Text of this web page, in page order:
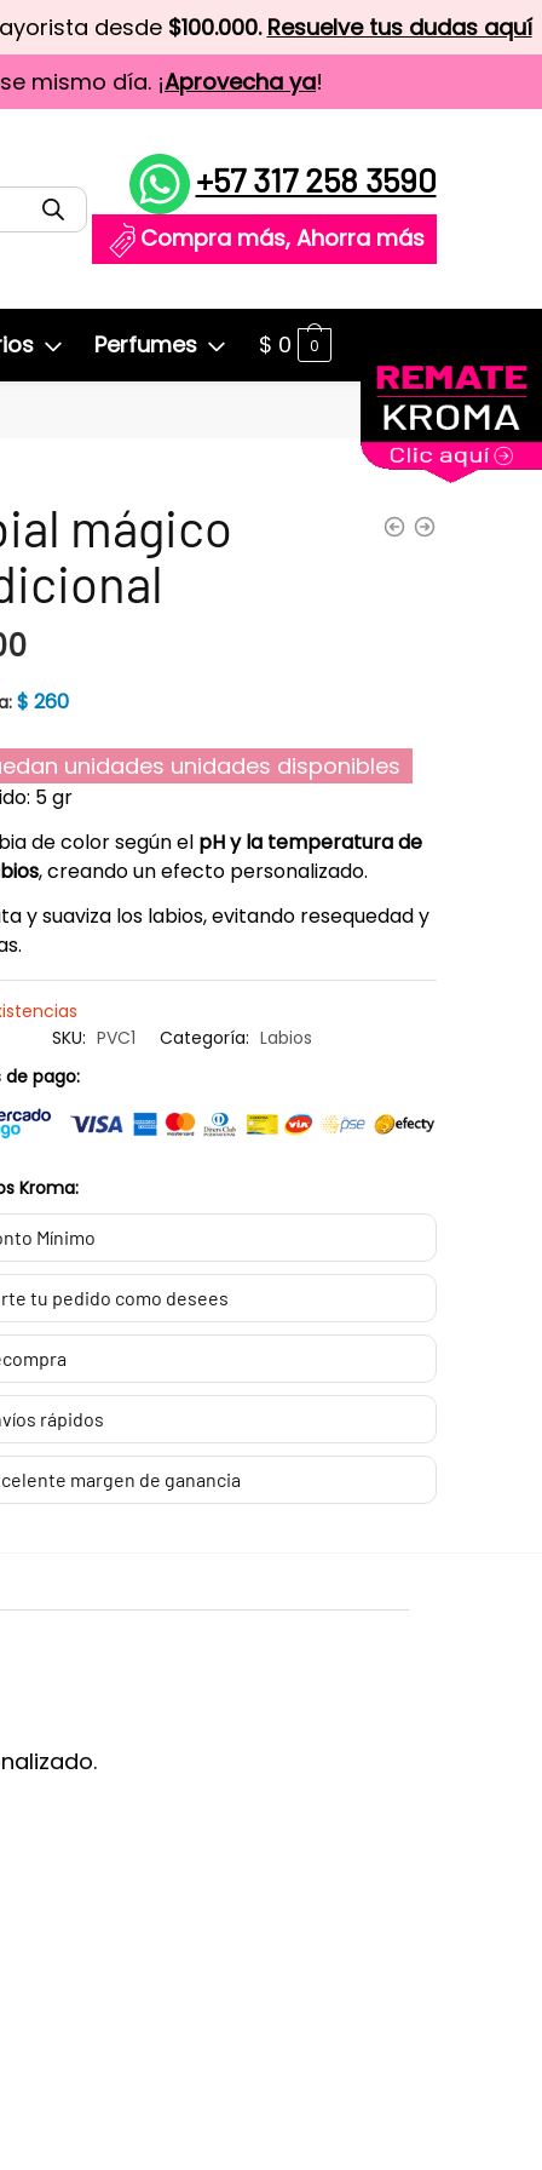
desde $100.000. Resuelve tus dudas aquí
mismo día. ¡Aprovecha ya!
+57 317 258 3590
Compra más, Ahorra más
Perfumes $ 0 0
mágico
$ 260
unidades unidades disponibles
5 gr
de color según el pH y la temperatura de
, creando un efecto personalizado.
y suaviza los labios, evitando resequedad y
SKU: PVC1 Categoría: Labios
de pago:
Kroma:
Mínimo
tu pedido como desees
rápidos
margen de ganancia